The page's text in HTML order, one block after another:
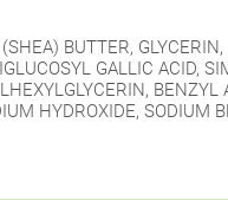
BUTTER,
GALLIC ACID,
HYDROXIDE, SODIUM